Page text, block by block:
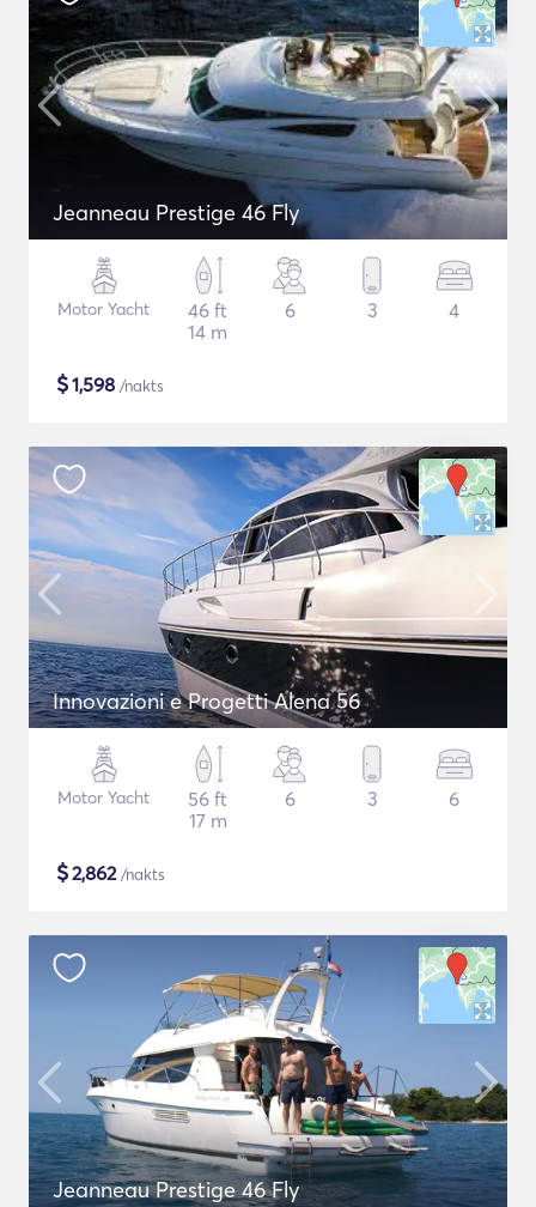
Jeanneau Prestige 46 Fly
Motor Yacht
46 ft
14 m
6 3 4
$1,598 /nakts
Innovazioni e Progetti Alena 56
Motor Yacht
56 ft
17 m
6 3 6
$2,862/nakts
Jeanneau Prestige 46 Fly